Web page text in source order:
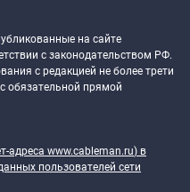
на сайте
с законодательством РФ.
с редакцией не более трети
обязательной прямой
адреса www.cableman.ru) в
пользователей сети